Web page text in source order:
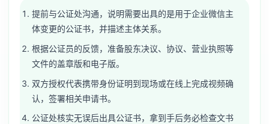
提前与公证处沟通，说明需要出具的是用于企业微信主
体变更的公证书，并描述主体关系。
根据公证员的反馈，准备股东决议、协议、营业执照等
文件的盖章版和电子版。
双方授权代表携带身份证明到现场或在线上完成视频确
认，签署相关申请书。
公证处核实无误后出具公证书，拿到手后务必检查文书